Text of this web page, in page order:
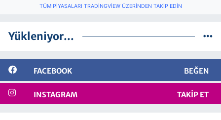
TÜM PIYASALARI TRADINGVIEW ÜZERINDEN TAKIP EDIN
Yükleniyor...
FACEBOOK BEĞEN
INSTAGRAM TAKIP ET